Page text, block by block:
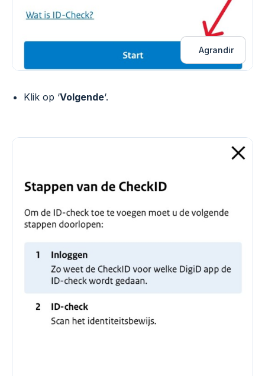
Agrandir
Klik op ‘Volgende‘.